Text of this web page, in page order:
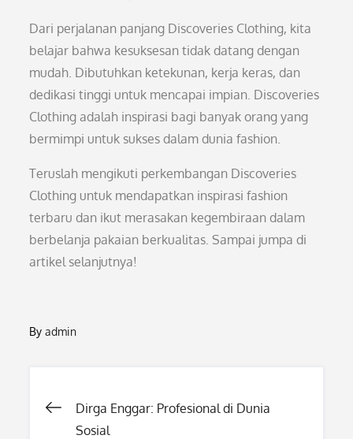
Dari perjalanan panjang Discoveries Clothing, kita
belajar bahwa kesuksesan tidak datang dengan
mudah. Dibutuhkan ketekunan, kerja keras, dan
dedikasi tinggi untuk mencapai impian. Discoveries
Clothing adalah inspirasi bagi banyak orang yang
bermimpi untuk sukses dalam dunia fashion.
Teruslah mengikuti perkembangan Discoveries
Clothing untuk mendapatkan inspirasi fashion
terbaru dan ikut merasakan kegembiraan dalam
berbelanja pakaian berkualitas. Sampai jumpa di
artikel selanjutnya!
Byadmin
Post
Dirga Enggar: Profesional di Dunia
Sosial